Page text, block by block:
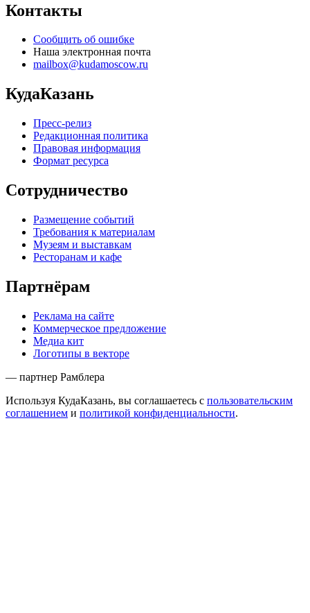
Контакты
Сообщить об ошибке
Наша электронная почта
mailbox@kudamoscow.ru
КудаКазань
Пресс-релиз
Редакционная политика
Правовая информация
Формат ресурса
Сотрудничество
Размещение событий
Требования к материалам
Музеям и выставкам
Ресторанам и кафе
Партнёрам
Реклама на сайте
Коммерческое предложение
Медиа кит
Логотипы в векторе
— партнер Рамблера
Используя КудаКазань, вы соглашаетесь с пользовательским
соглашением и политикой конфиденциальности.